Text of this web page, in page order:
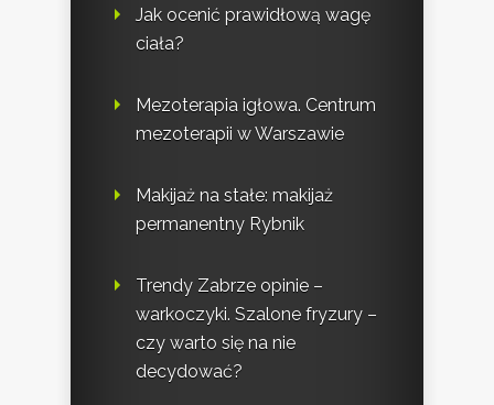
Jak ocenić prawidłową wagę
ciała?
Mezoterapia igłowa. Centrum
mezoterapii w Warszawie
Makijaż na stałe: makijaż
permanentny Rybnik
Trendy Zabrze opinie –
warkoczyki. Szalone fryzury –
czy warto się na nie
decydować?